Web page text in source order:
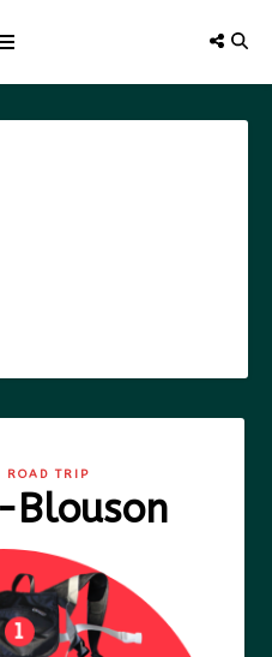
ROAD TRIP
Blouson